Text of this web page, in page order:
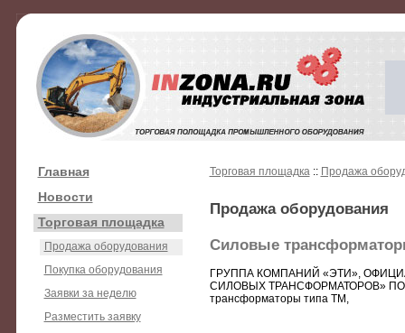
Главная
Новости
Торговая площадка
Продажа оборудования
Покупка оборудования
Заявки за неделю
Разместить заявку
Торговая площадка:: Продажа
Продажа оборудования
Силовые
ГРУППА КОМПАНИЙ «ЭТИ»,
СИЛОВЫХ ТРАНСФОРМАТОРОВ»
трансформаторы типа ТМ,